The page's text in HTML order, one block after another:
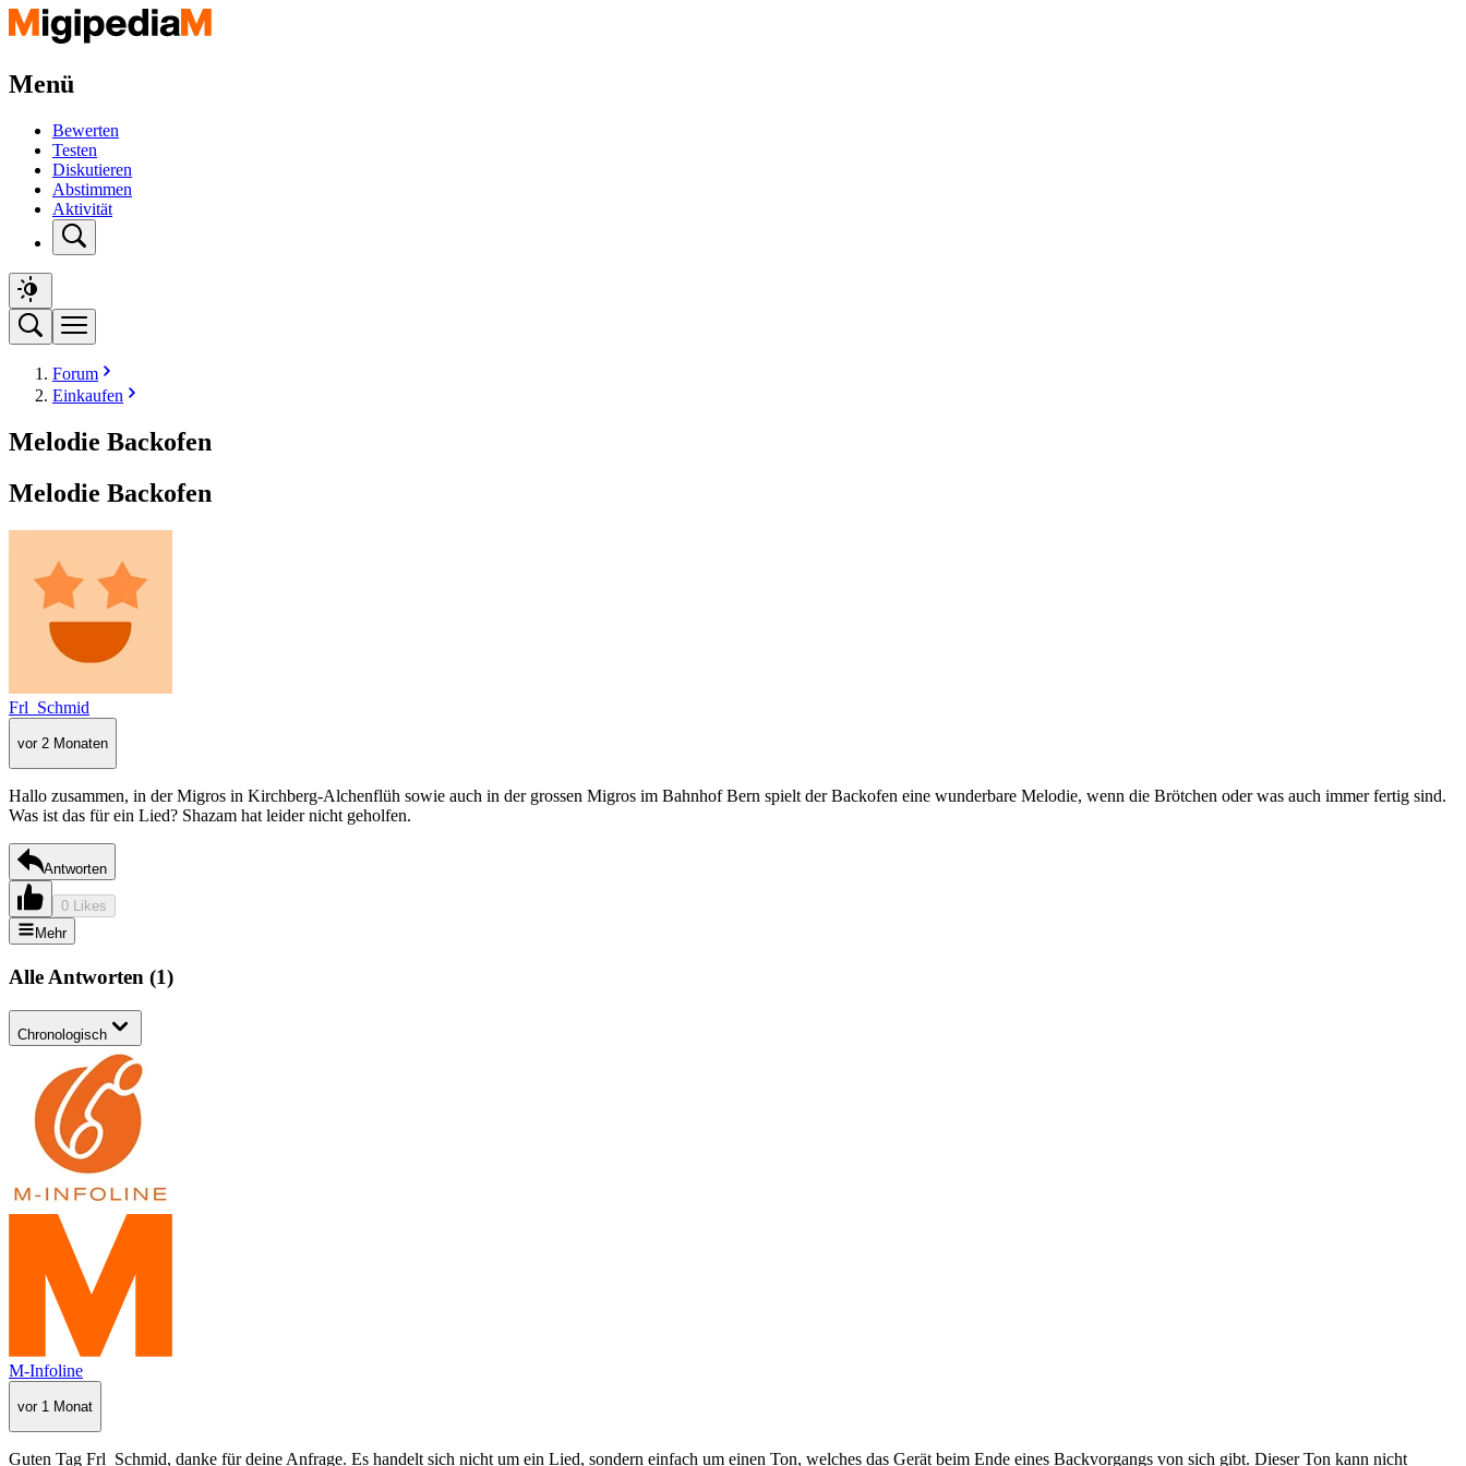
Menü
Bewerten
Testen
Diskutieren
Abstimmen
Aktivität
Forum
Einkaufen
Melodie Backofen
Melodie Backofen
Frl_Schmid
vor 2 Monaten
Hallo zusammen, in der Migros in Kirchberg-Alchenflüh sowie auch in der grossen Migros im Bahnhof Bern spielt der Backofen eine wunderbare Melodie, wenn die Brötchen oder was auch immer fertig sind.
Was ist das für ein Lied? Shazam hat leider nicht geholfen.
Antworten
0 Likes
Mehr
Alle Antworten (1)
Chronologisch
M-Infoline
vor 1 Monat
Guten Tag Frl_Schmid, danke für deine Anfrage. Es handelt sich nicht um ein Lied, sondern einfach um einen Ton, welches das Gerät beim Ende eines Backvorgangs von sich gibt. Dieser Ton kann nicht